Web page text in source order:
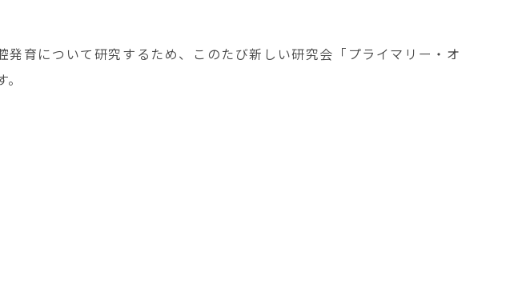
発育について研究するため、このたび新しい研究会「プライマリー・オ